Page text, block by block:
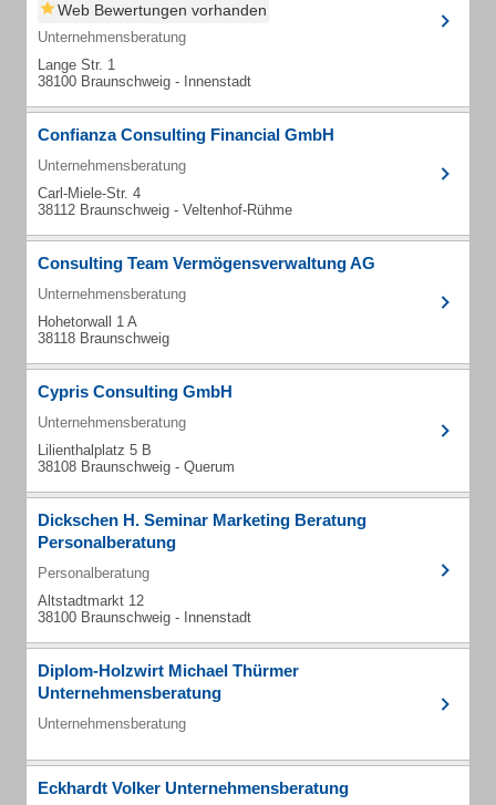
Web Bewertungen vorhanden
Unternehmensberatung
Lange Str. 1
38100 Braunschweig - Innenstadt
Confianza Consulting Financial GmbH
Unternehmensberatung
Carl-Miele-Str. 4
38112 Braunschweig - Veltenhof-Rühme
Consulting Team Vermögensverwaltung AG
Unternehmensberatung
Hohetorwall 1 A
38118 Braunschweig
Cypris Consulting GmbH
Unternehmensberatung
Lilienthalplatz 5 B
38108 Braunschweig - Querum
Dickschen H. Seminar Marketing Beratung
Personalberatung
Personalberatung
Altstadtmarkt 12
38100 Braunschweig - Innenstadt
Diplom-Holzwirt Michael Thürmer
Unternehmensberatung
Unternehmensberatung
Eckhardt Volker Unternehmensberatung